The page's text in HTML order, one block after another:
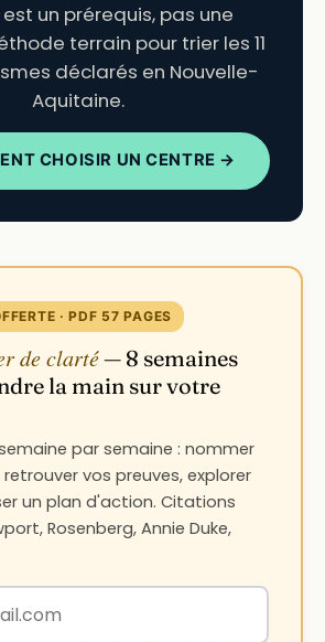
un prérequis, pas une
terrain pour trier les 11
déclarés en Nouvelle-
Aquitaine.
CHOISIR UN CENTRE →
· PDF 57 PAGES
de clarté— 8 semaines
la main sur votre
par semaine : nommer
vos preuves, explorer
un plan d'action. Citations
Rosenberg, Annie Duke,
email